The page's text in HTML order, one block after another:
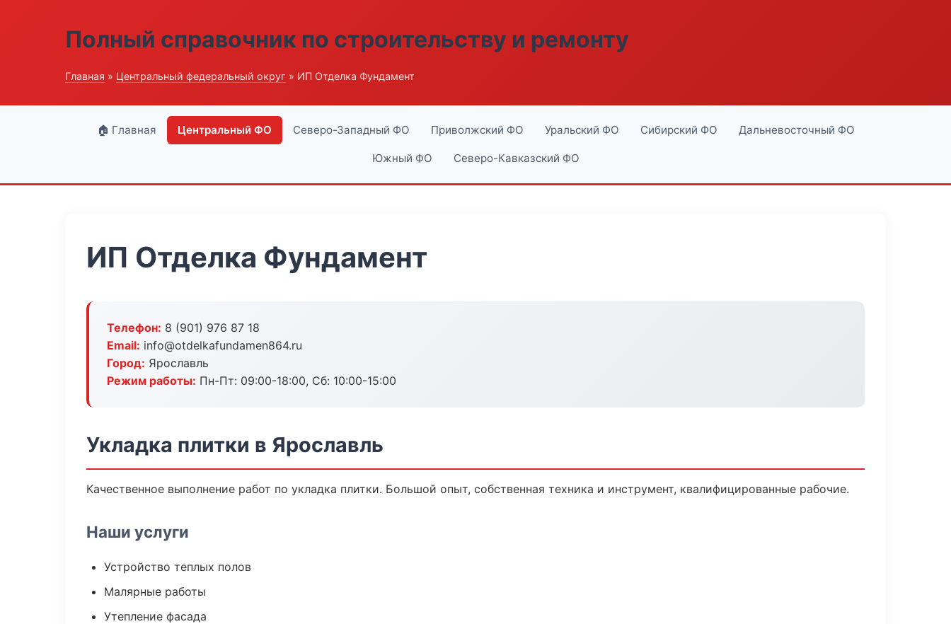
Полный справочник по строительству и ремонту
Главная » Центральный федеральный округ » ИП Отделка Фундамент
🏠 Главная Центральный ФО Северо-Западный ФО Приволжский ФО Уральский ФО Сибирский ФО Дальневосточный ФО
Южный ФО Северо-Кавказский ФО
ИП Отделка Фундамент
Телефон: 8 (901) 976 87 18
Email: info@otdelkafundamen864.ru
Город: Ярославль
Режим работы: Пн-Пт: 09:00-18:00, Сб: 10:00-15:00
Укладка плитки в Ярославль
Качественное выполнение работ по укладка плитки. Большой опыт, собственная техника и инструмент, квалифицированные рабочие.
Наши услуги
Устройство теплых полов
Малярные работы
Утепление фасада